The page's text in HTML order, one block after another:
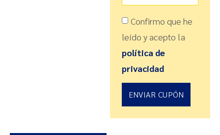
Confirmo que he
leído y acepto la
política de
privacidad
ENVIAR CUPÓN